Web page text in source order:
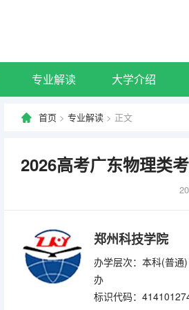
专业解读 大学介绍
首页 > 专业解读 > 正文
2026高考广东物理类
郑州科技学院
办学层次：本科(普通)
办
标识代码：